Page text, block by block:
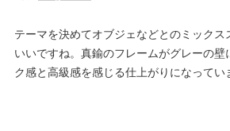
テーマを決めてオブジェなどとのミックス
いいですね。真鍮のフレームがグレーの壁
ク感と高級感を感じる仕上がりになってい